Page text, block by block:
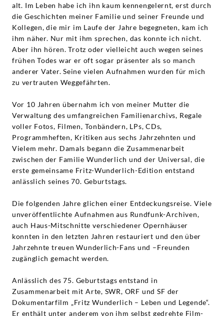
alt. Im Leben habe ich ihn kaum kennengelernt, erst durch
die Geschichten meiner Familie und seiner Freunde und
Kollegen, die mir im Laufe der Jahre begegneten, kam ich
ihm näher. Nur mit ihm sprechen, das konnte ich nicht.
Aber ihn hören. Trotz oder vielleicht auch wegen seines
frühen Todes war er oft sogar präsenter als so manch
anderer Vater. Seine vielen Aufnahmen wurden für mich
zu vertrauten Weggefährten.
Vor 10 Jahren übernahm ich von meiner Mutter die
Verwaltung des umfangreichen Familienarchivs, Regale
voller Fotos, Filmen, Tonbändern, LPs, CDs,
Programmheften, Kritiken aus sechs Jahrzehnten und
Vielem mehr. Damals begann die Zusammenarbeit
zwischen der Familie Wunderlich und der Universal, die
erste gemeinsame Fritz-Wunderlich-Edition entstand
anlässlich seines 70. Geburtstags.
Die folgenden Jahre glichen einer Entdeckungsreise. Viele
unveröffentlichte Aufnahmen aus Rundfunk-Archiven,
auch Haus-Mitschnitte verschiedener Opernhäuser
konnten in den letzten Jahren restauriert und den über
Jahrzehnte treuen Wunderlich-Fans und –Freunden
zugänglich gemacht werden.
Anlässlich des 75. Geburtstags entstand in
Zusammenarbeit mit Arte, SWR, ORF und SF der
Dokumentarfilm „Fritz Wunderlich – Leben und Legende“.
Er enthält unter anderem von ihm selbst gedrehte Film-